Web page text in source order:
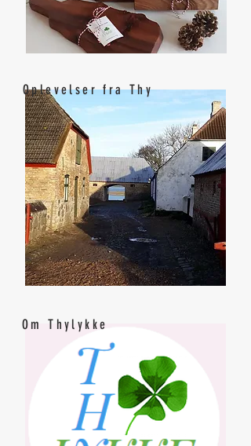
Oplevelser fra Thy
Om Thylykke